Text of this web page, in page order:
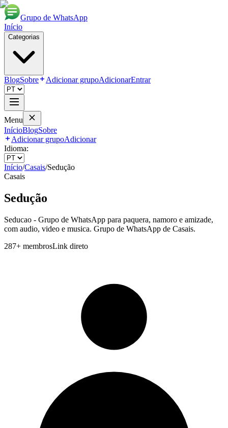
Grupo de WhatsApp
Início
Categorias
BlogSobre Adicionar grupoAdicionarEntrar
Menu
InícioBlogSobre
Adicionar grupoAdicionar
Idioma:
Início/Casais/Sedução
Casais
Sedução
Seducao - Grupo de WhatsApp para paquera, namoro e amizade,
com audio, video e musica. Grupo de WhatsApp de Casais.
287+ membrosLink direto